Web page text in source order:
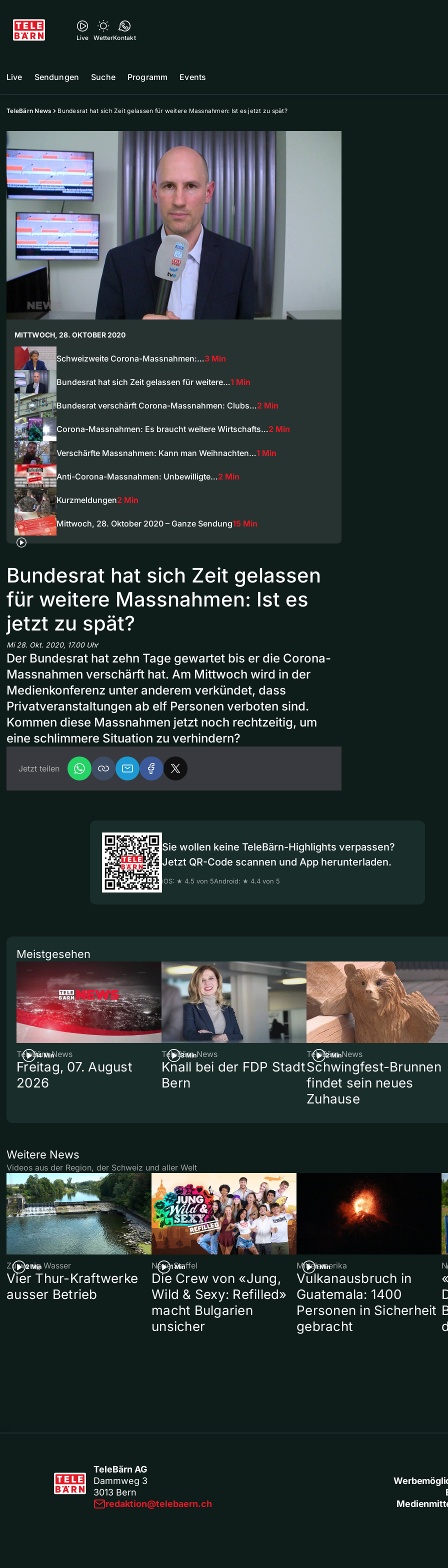
Live WetterKontakt
Live Sendungen Suche Programm Events
TeleBärn News Bundesrat hat sich Zeit gelassen für weitere Massnahmen: Ist es jetzt zu spät?
MITTWOCH, 28. OKTOBER 2020
Schweizweite Corona-Massnahmen:…3 Min
Bundesrat hat sich Zeit gelassen für weitere…1 Min
Bundesrat verschärft Corona-Massnahmen: Clubs…2 Min
Corona-Massnahmen: Es braucht weitere Wirtschafts…2 Min
Verschärfte Massnahmen: Kann man Weihnachten…1 Min
Anti-Corona-Massnahmen: Unbewilligte…2 Min
Kurzmeldungen2 Min
Mittwoch, 28. Oktober 2020 – Ganze Sendung15 Min
Bundesrat hat sich Zeit gelassen
für weitere Massnahmen: Ist es
jetzt zu spät?
Mi 28. Okt. 2020, 17.00 Uhr
Der Bundesrat hat zehn Tage gewartet bis er die Corona-
Massnahmen verschärft hat. Am Mittwoch wird in der
Medienkonferenz unter anderem verkündet, dass
Privatveranstaltungen ab elf Personen verboten sind.
Kommen diese Massnahmen jetzt noch rechtzeitig, um
eine schlimmere Situation zu verhindern?
Jetzt teilen
Sie wollen keine TeleBärn-Highlights verpassen?
Jetzt QR-Code scannen und App herunterladen.
iOS: ★ 4.5 von 5Android: ★ 4.4 von 5
Meistgesehen
14 Min
TeleBärn News
Freitag, 07. August
2026
3 Min
TeleBärn News
Knall bei der FDP Stadt
Bern
2 Min
TeleBärn News
Schwingfest-Brunnen
findet sein neues
Zuhause
Weitere News
Videos aus der Region, der Schweiz und aller Welt
2 Min
Zu wenig Wasser
Vier Thur-Kraftwerke
ausser Betrieb
1 Min
Neue Staffel
Die Crew von «Jung,
Wild & Sexy: Refilled»
macht Bulgarien
unsicher
1 Min
Mittelamerika
Vulkanausbruch in
Guatemala: 1400
Personen in Sicherheit
gebracht
TeleBärn AG
Dammweg 3
3013 Bern
redaktion@telebaern.ch